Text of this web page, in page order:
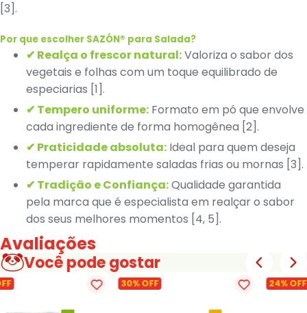
[3].
Por que escolher SAZÓN® para Salada?
✔ Realça o frescor natural:Valoriza o sabor dos
vegetais e folhas com um toque equilibrado de
especiarias [1].
✔ Tempero uniforme: Formato em pó que envolve
cada ingrediente de forma homogênea [2].
✔ Praticidade absoluta: Ideal para quem deseja
temperar rapidamente saladas frias ou mornas [3].
✔ Tradição e Confiança:Qualidade garantida
pela marca que é especialista em realçar o sabor
dos seus melhores momentos [4, 5].
Avaliações
Você pode gostar
30% OFF 24% OFF